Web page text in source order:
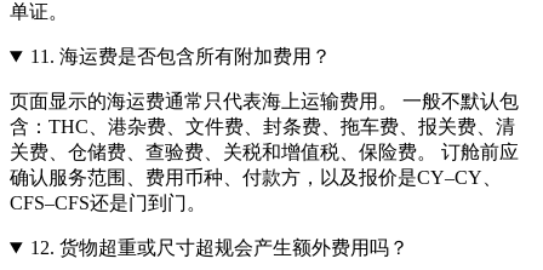
单证。
11. 海运费是否包含所有附加费用？
页面显示的海运费通常只代表海上运输费用。 一般不默认包
含：THC、港杂费、文件费、封条费、拖车费、报关费、清
关费、仓储费、查验费、关税和增值税、保险费。 订舱前应
确认服务范围、费用币种、付款方，以及报价是CY–CY、
CFS–CFS还是门到门。
12. 货物超重或尺寸超规会产生额外费用吗？